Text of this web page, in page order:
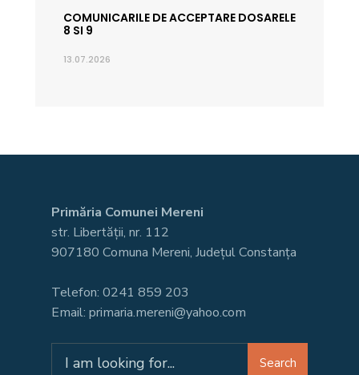
COMUNICARILE DE ACCEPTARE DOSARELE
8 SI 9
13.07.2026
Primăria Comunei Mereni
str. Libertății, nr. 112
907180 Comuna Mereni, Județul Constanța
Telefon: 0241 859 203
Email: primaria.mereni@yahoo.com
Search